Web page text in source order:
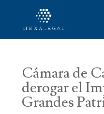
Cámara de
derogar el
Grandes